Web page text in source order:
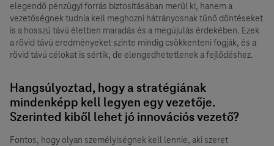
elegendő pénzügyi forrás biztosításában merül ki, hanem a
vezetőségnek tudnia kell meghozni hátrányosnak tűnő döntéseket
is a hosszú távú életben maradás és a megújulás érdekében. Ezek
a rövid távú eredményeket szinte mindig csökkenteni fogják, és a
rövid távú célokat is sértik, de elengedhetetlenek a fejlődéshez.
Hangsúlyoztad, hogy a stratégiának
mindenképp kell legyen egy vezetője.
Szerinted kiből lehet jó innovációs vezető?
Fontos, hogy olyan személyiségnek kell lennie, aki szeret